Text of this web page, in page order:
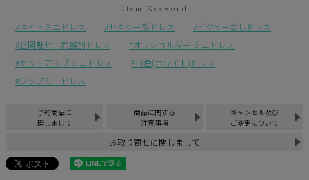
タイトミニドレス セクシー系ドレス
ビジューなしドレス
谷間魅せ｜武器別ドレス
オフショルダー ミニドレス
セットアップ ミニドレス
白色(ホワイト)ドレス
ジップミニドレス
予約商品に
関しまして
商品に関する
注意事項
キャンセル及び
ご変更について
お取り寄せに関しまして